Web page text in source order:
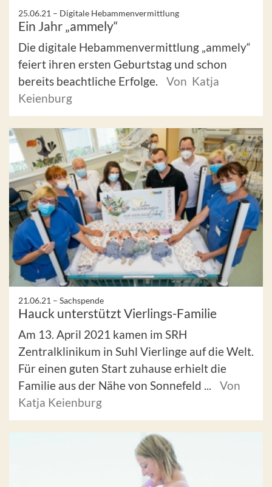
25.06.21 – Digitale Hebammenvermittlung
Ein Jahr „ammely“
Die digitale Hebammenvermittlung „ammely“
feiert ihren ersten Geburtstag und schon
bereits beachtliche Erfolge.
Von Katja
Keienburg
21.06.21 – Sachspende
Hauck unterstützt Vierlings-Familie
Am 13. April 2021 kamen im SRH
Zentralklinikum in Suhl Vierlinge auf die Welt.
Für einen guten Start zuhause erhielt die
Familie aus der Nähe von Sonnefeld ...
Von
Katja Keienburg